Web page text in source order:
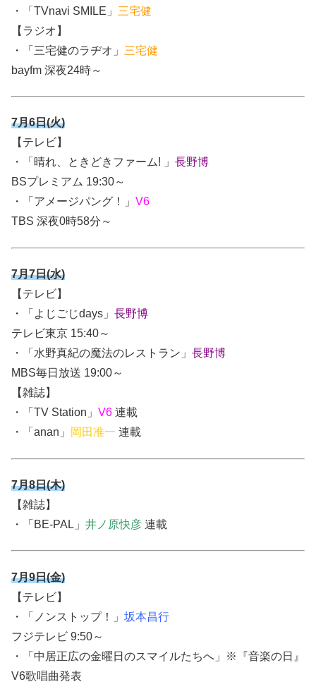
・
「TVnavi SMILE」 三宅健
【ラジオ】
・「三宅健のラヂオ」 三宅健
bayfm 深夜24時～
7月6日(火)
【テレビ】
・「晴れ、ときどきファーム! 」 長野博
BSプレミアム 19:30～
・「アメージパング！」 V6
TBS 深夜0時58分～
7月7日(水)
【テレビ】
・「よじごじdays」 長野博
テレビ東京 15:40～
・「水野真紀の魔法のレストラン」 長野博
MBS毎日放送 19:00～
【雑誌】
・「TV Station」 V6 連載
・「anan」
岡田准一 連載
7月8日(木)
【雑誌】
・「BE-PAL」 井ノ原快彦 連載
7月9日(金)
【テレビ】
・「ノンストップ！」 坂本昌行
フジテレビ 9:50～
・
「中居正広の金曜日のスマイルたちへ」※『音楽の日』
V6歌唱曲発表